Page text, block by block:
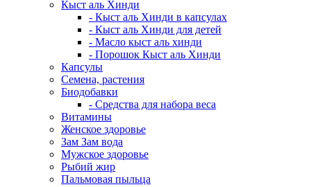
Кыст аль Хинди
- Кыст аль Хинди в капсулах
- Кыст аль Хинди для детей
- Масло кыст аль хинди
- Порошок Кыст аль Хинди
Капсулы
Семена, растения
Биодобавки
- Средства для набора веса
Витамины
Женское здоровье
Зам Зам вода
Мужское здоровье
Рыбий жир
Пальмовая пыльца